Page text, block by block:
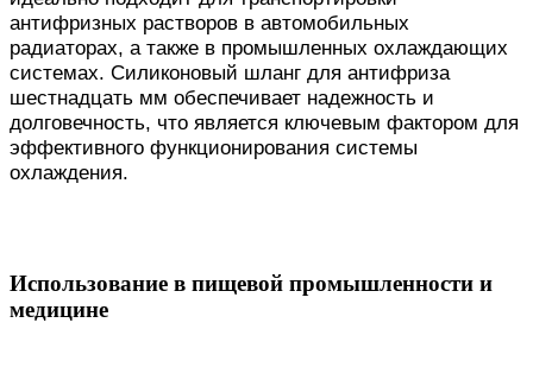
антифризных растворов в автомобильных
радиаторах, а также в промышленных охлаждающих
системах. Силиконовый шланг для антифриза
шестнадцать мм обеспечивает надежность и
долговечность, что является ключевым фактором для
эффективного функционирования системы
охлаждения.
Использование в пищевой промышленности и
медицине